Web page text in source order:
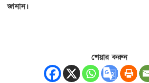
জানান।
শেয়ার করুন